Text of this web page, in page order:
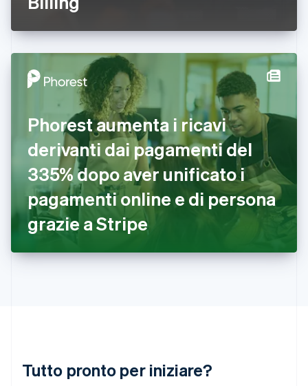
Phorest aumenta i ricavi
derivanti dai pagamenti del
335% dopo aver unificato i
pagamenti online e di persona
grazie a Stripe
Tutto pronto per iniziare?
Francia
Germania
Giappone
English
Gibilterra
English
India
English
Irlanda
English
Italia
ItalianoEnglish
Lettonia
Liechtenstein
Malta
English